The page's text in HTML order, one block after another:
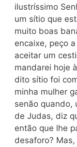
ilustríssimo
um sítio que
muito boas
encaixe, peço
aceitar um
mandarei hoje
dito sítio foi
minha mulher
senão quando,
de Judas, diz
então que lhe
desaforo?